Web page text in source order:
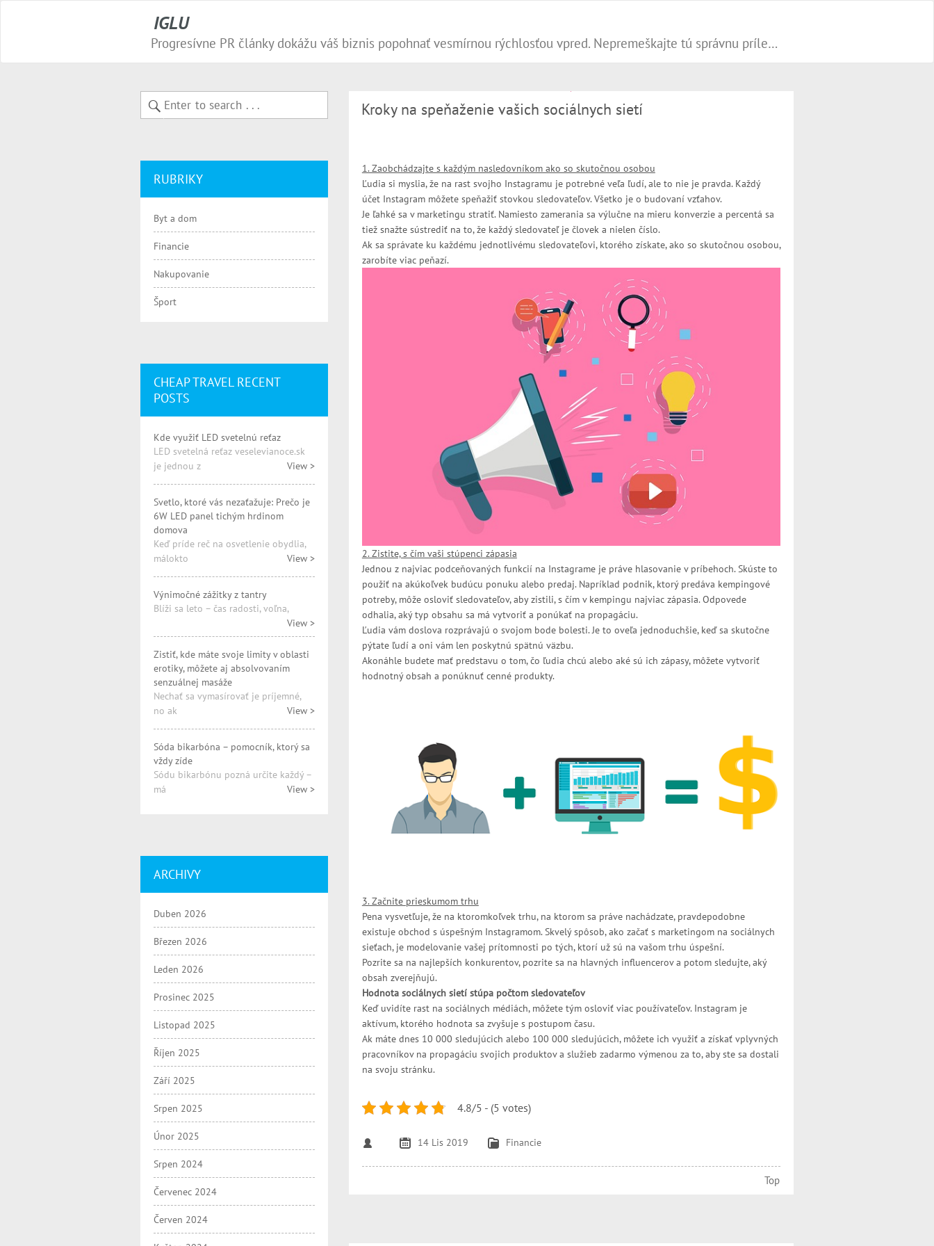
IGLU
Progresívne PR články dokážu váš biznis popohnať vesmírnou rýchlosťou vpred. Nepremeškajte tú správnu príležitosť a publikujte na našom webe.
Kroky na speňaženie vašich sociálnych sietí
1. Zaobchádzajte s každým nasledovníkom ako so skutočnou osobou
Ľudia si myslia, že na rast svojho Instagramu je potrebné veľa ľudí, ale to nie je pravda. Každý
účet Instagram môžete speňažiť stovkou sledovateľov. Všetko je o budovaní vzťahov.
Je ľahké sa v marketingu stratiť. Namiesto zamerania sa výlučne na mieru konverzie a percentá sa
tiež snažte sústrediť na to, že každý sledovateľ je človek a nielen číslo.
Ak sa správate ku každému jednotlivému sledovateľovi, ktorého získate, ako so skutočnou osobou,
zarobíte viac peňazí.
2. Zistite, s čím vaši stúpenci zápasia
Jednou z najviac podceňovaných funkcií na Instagrame je práve hlasovanie v príbehoch. Skúste to
použiť na akúkoľvek budúcu ponuku alebo predaj. Napríklad podnik, ktorý predáva kempingové
potreby, môže osloviť sledovateľov, aby zistili, s čím v kempingu najviac zápasia. Odpovede
odhalia, aký typ obsahu sa má vytvoriť a ponúkať na propagáciu.
Ľudia vám doslova rozprávajú o svojom bode bolesti. Je to oveľa jednoduchšie, keď sa skutočne
pýtate ľudí a oni vám len poskytnú spätnú väzbu.
Akonáhle budete mať predstavu o tom, čo ľudia chcú alebo aké sú ich zápasy, môžete vytvoriť
hodnotný obsah a ponúknuť cenné produkty.
3. Začnite prieskumom trhu
Pena vysvetľuje, že na ktoromkoľvek trhu, na ktorom sa práve nachádzate, pravdepodobne
existuje obchod s úspešným Instagramom. Skvelý spôsob, ako začať s marketingom na sociálnych
sieťach, je modelovanie vašej prítomnosti po tých, ktorí už sú na vašom trhu úspešní.
Pozrite sa na najlepších konkurentov, pozrite sa na hlavných influencerov a potom sledujte, aký
obsah zverejňujú.
Hodnota sociálnych sietí stúpa počtom sledovateľov
Keď uvidíte rast na sociálnych médiách, môžete tým osloviť viac používateľov. Instagram je
aktívum, ktorého hodnota sa zvyšuje s postupom času.
Ak máte dnes 10 000 sledujúcich alebo 100 000 sledujúcich, môžete ich využiť a získať vplyvných
pracovníkov na propagáciu svojich produktov a služieb zadarmo výmenou za to, aby ste sa dostali
na svoju stránku.
4.8/5 - (5 votes)
14 Lis 2019 Financie
Top
RUBRIKY
Byt a dom
Financie
Nakupovanie
Šport
CHEAP TRAVEL RECENT
POSTS
Kde využiť LED svetelnú reťaz
LED svetelná reťaz veselevianoce.sk
je jednou z
View >
Svetlo, ktoré vás nezaťažuje: Prečo je
6W LED panel tichým hrdinom
domova
Keď príde reč na osvetlenie obydlia,
málokto
View >
Výnimočné zážitky z tantry
Blíži sa leto – čas radosti, voľna,
View >
Zistiť, kde máte svoje limity v oblasti
erotiky, môžete aj absolvovaním
senzuálnej masáže
Nechať sa vymasírovať je príjemné,
no ak
View >
Sóda bikarbóna – pomocník, ktorý sa
vždy zíde
Sódu bikarbónu pozná určite každý –
má
View >
ARCHIVY
Duben 2026
Březen 2026
Leden 2026
Prosinec 2025
Listopad 2025
Říjen 2025
Září 2025
Srpen 2025
Únor 2025
Srpen 2024
Červenec 2024
Červen 2024